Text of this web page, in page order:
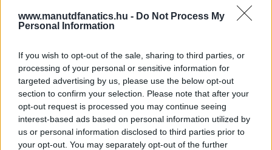
www.manutdfanatics.hu - Do Not Process My
Personal Information
If you wish to opt-out of the sale, sharing to third parties, or
processing of your personal or sensitive information for
targeted advertising by us, please use the below opt-out
section to confirm your selection. Please note that after your
opt-out request is processed you may continue seeing
interest-based ads based on personal information utilized by
us or personal information disclosed to third parties prior to
your opt-out. You may separately opt-out of the further